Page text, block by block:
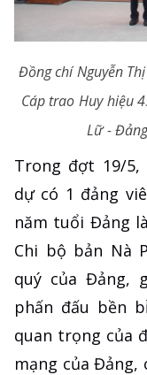
Đồng chí Nguyễn
Cáp trao Huy hiệu
Lữ -
Trong đợt 19/5,
dự có 1 đảng
năm tuổi Đảng
Chi bộ bản Nà
quý của Đảng,
phấn đấu bền
quan trọng của
mạng của Đảng,